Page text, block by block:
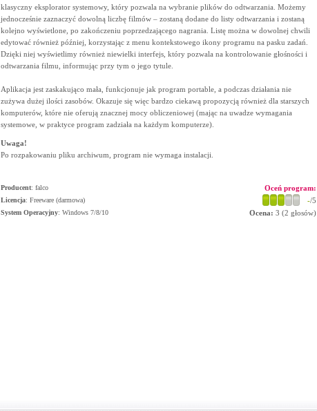
klasyczny eksplorator systemowy, który pozwala na wybranie plików do odtwarzania. Możemy
jednocześnie zaznaczyć dowolną liczbę filmów – zostaną dodane do listy odtwarzania i zostaną
kolejno wyświetlone, po zakończeniu poprzedzającego nagrania. Listę można w dowolnej chwili
edytować również później, korzystając z menu kontekstowego ikony programu na pasku zadań.
Dzięki niej wyświetlimy również niewielki interfejs, który pozwala na kontrolowanie głośności i
odtwarzania filmu, informując przy tym o jego tytule.
Aplikacja jest zaskakująco mała, funkcjonuje jak program portable, a podczas działania nie
zużywa dużej ilości zasobów. Okazuje się więc bardzo ciekawą propozycją również dla starszych
komputerów, które nie oferują znacznej mocy obliczeniowej (mając na uwadze wymagania
systemowe, w praktyce program zadziała na każdym komputerze).
Uwaga!
Po rozpakowaniu pliku archiwum, program nie wymaga instalacji.
Producent: falco
Licencja: Freeware (darmowa)
System Operacyjny: Windows 7/8/10
Oceń program:
-/5
Ocena: 3 (2 głosów)